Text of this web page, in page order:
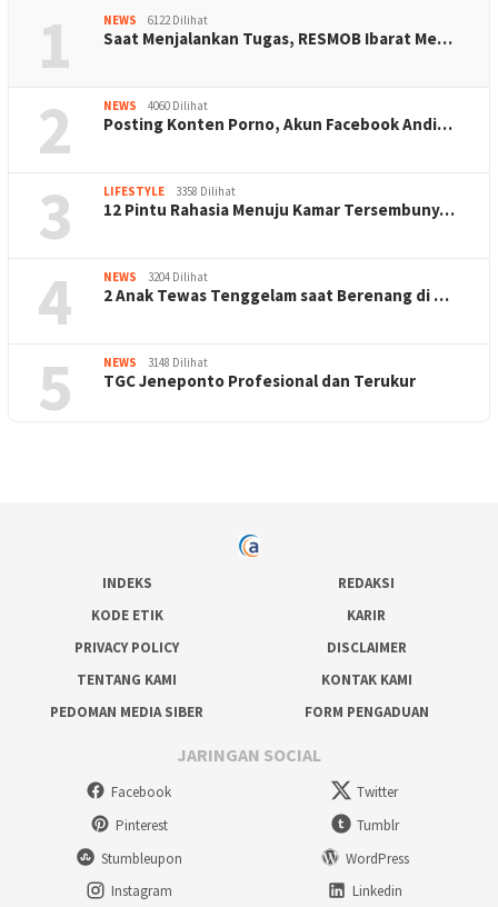
1 NEWS 6122 Dilihat
Saat Menjalankan Tugas, RESMOB Ibarat Me…
2 NEWS 4060 Dilihat
Posting Konten Porno, Akun Facebook Andi…
3 LIFESTYLE 3358 Dilihat
12 Pintu Rahasia Menuju Kamar Tersembuny…
4 NEWS 3204 Dilihat
2 Anak Tewas Tenggelam saat Berenang di …
5 NEWS 3148 Dilihat
TGC Jeneponto Profesional dan Terukur
INDEKS
REDAKSI
KODE ETIK
KARIR
PRIVACY POLICY
DISCLAIMER
TENTANG KAMI
KONTAK KAMI
PEDOMAN MEDIA SIBER
FORM PENGADUAN
JARINGAN SOCIAL
Facebook
Twitter
Pinterest
Tumblr
Stumbleupon
WordPress
Instagram
Linkedin